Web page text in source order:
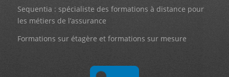
Sequentia : spécialiste des formations à distance pour
les métiers de l’assurance
Formations sur étagère et formations sur mesure